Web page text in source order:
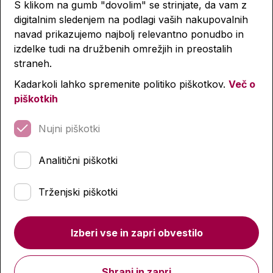
Club Prisma A1, delovni
22,56 €
26. 8. 2026*
Količina
-4 %
-4 %
S klikom na gumb "dovolim" se strinjate, da vam z
digitalnim sledenjem na podlagi vaših nakupovalnih
navad prikazujemo najbolj relevantno ponudbo in
izdelke tudi na družbenih omrežjih in preostalih
straneh.
Kadarkoli lahko spremenite politiko piškotkov. Več o
piškotkih
Nujni piškotki
Analitični piškotki
Trženjski piškotki
Izberi vse in zapri obvestilo